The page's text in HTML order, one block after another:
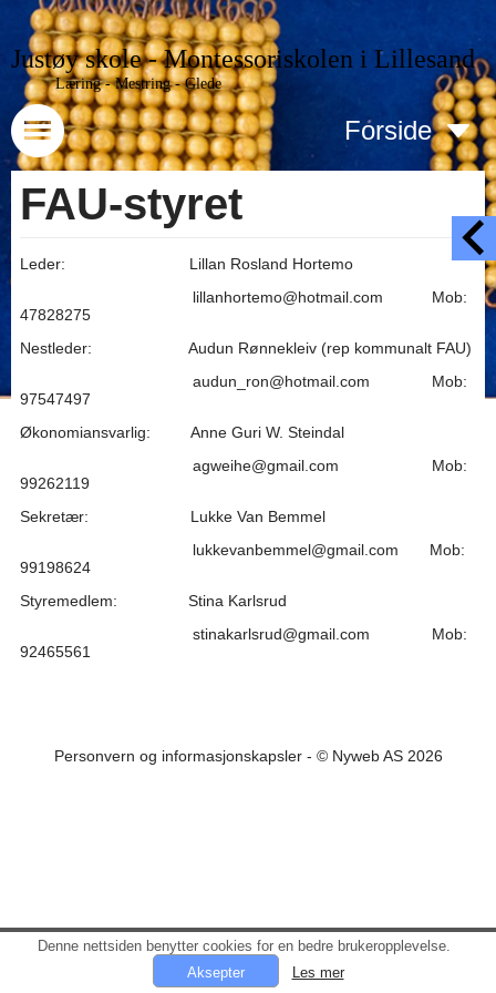
Justøy skole - Montessoriskolen i Lillesand
Læring - Mestring - Glede
Forside
FAU-styret
Leder: Lillan Rosland Hortemo
lillanhortemo@hotmail.com Mob:
47828275
Nestleder: Audun Rønnekleiv (rep kommunalt FAU)
audun_ron@hotmail.com Mob:
97547497
Økonomiansvarlig: Anne Guri W. Steindal
agweihe@gmail.com Mob:
99262119
Sekretær: Lukke Van Bemmel
lukkevanbemmel@gmail.com Mob:
99198624
Styremedlem: Stina Karlsrud
stinakarlsrud@gmail.com Mob:
92465561
Personvern og informasjonskapsler- © Nyweb AS 2026
Denne nettsiden benytter cookies for en bedre brukeropplevelse.
Les mer